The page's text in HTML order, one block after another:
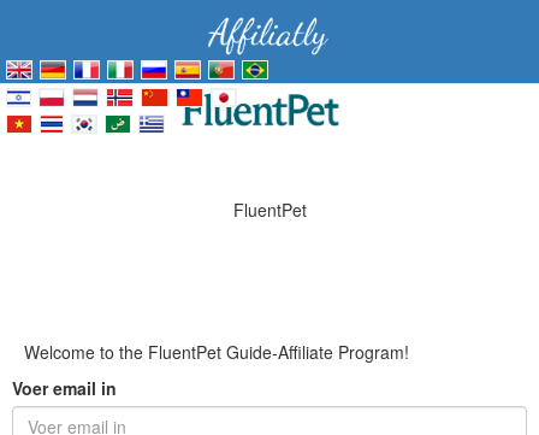
FluentPet
Welcome to the FluentPet Guide-Affiliate Program!
Voer email in